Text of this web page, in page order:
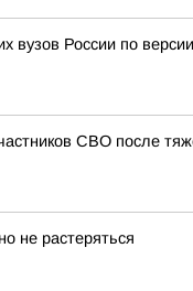
вузов России по
СВО после
не растеряться